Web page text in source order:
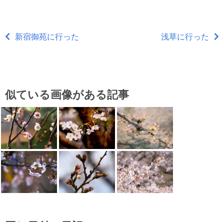
新宿御苑に行った 浅草に行った
似ている画像がある記事